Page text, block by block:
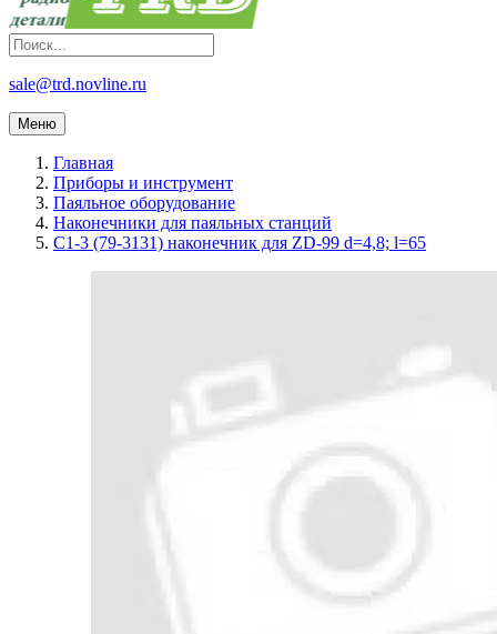
sale@trd.novline.ru
Меню
Главная
Приборы и инструмент
Паяльное оборудование
Наконечники для паяльных станций
C1-3 (79-3131) наконечник для ZD-99 d=4,8; l=65